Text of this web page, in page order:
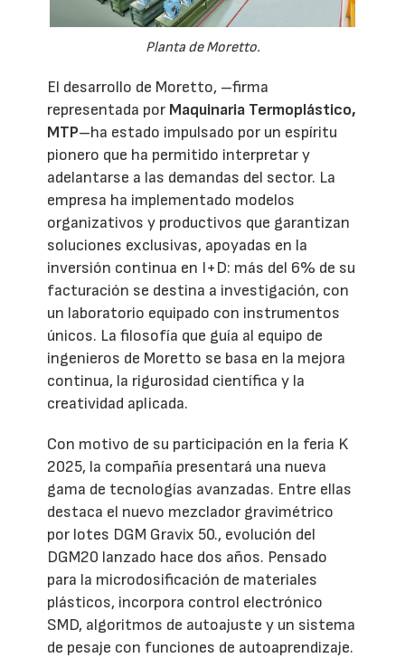
Planta de Moretto.
El desarrollo de Moretto, –firma
representada por Maquinaria Termoplástico,
MTP–ha estado impulsado por un espíritu
pionero que ha permitido interpretar y
adelantarse a las demandas del sector. La
empresa ha implementado modelos
organizativos y productivos que garantizan
soluciones exclusivas, apoyadas en la
inversión continua en I+D: más del 6% de su
facturación se destina a investigación, con
un laboratorio equipado con instrumentos
únicos. La filosofía que guía al equipo de
ingenieros de Moretto se basa en la mejora
continua, la rigurosidad científica y la
creatividad aplicada.
Con motivo de su participación en la feria K
2025, la compañía presentará una nueva
gama de tecnologías avanzadas. Entre ellas
destaca el nuevo mezclador gravimétrico
por lotes DGM Gravix 50., evolución del
DGM20 lanzado hace dos años. Pensado
para la microdosificación de materiales
plásticos, incorpora control electrónico
SMD, algoritmos de autoajuste y un sistema
de pesaje con funciones de autoaprendizaje.